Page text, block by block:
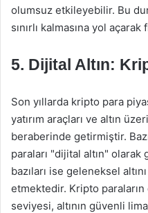
olumsuz etkileyebilir. Bu
sınırlı kalmasına yol
5. Dijital Altın:
Son yıllarda kripto para
yatırım araçları ve altın
beraberinde getirmiştir.
paraları "dijital altın"
bazıları ise geleneksel
etmektedir. Kripto
seviyesi, altının güvenli